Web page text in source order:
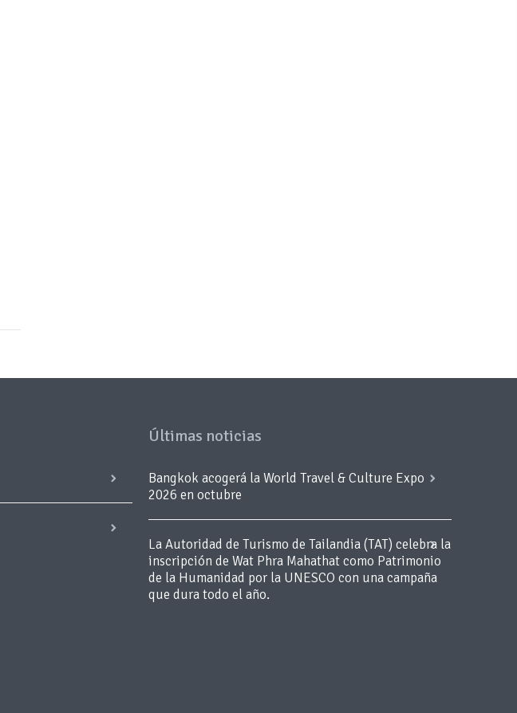
Últimas noticias
Bangkok acogerá la World Travel & Culture Expo
2026 en octubre
La Autoridad de Turismo de Tailandia (TAT) celebra la
inscripción de Wat Phra Mahathat como Patrimonio
de la Humanidad por la UNESCO con una campaña
que dura todo el año.